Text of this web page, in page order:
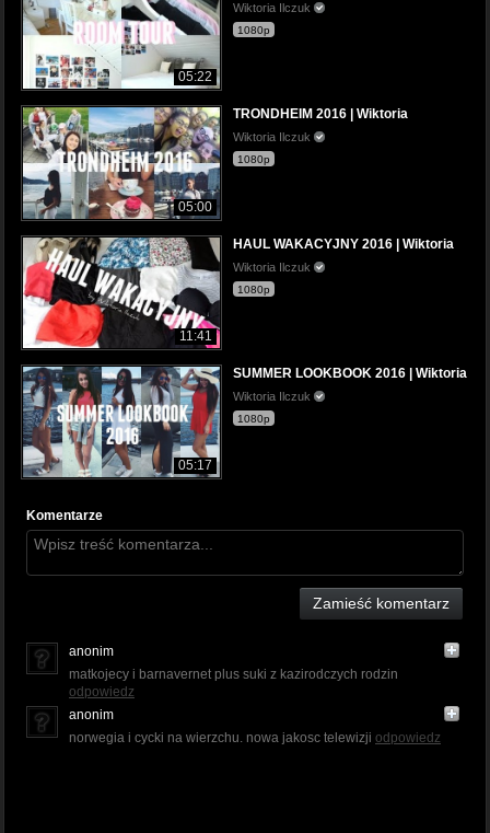
05:22
Wiktoria Ilczuk
1080p
05:00
TRONDHEIM 2016 | Wiktoria
Wiktoria Ilczuk
1080p
11:41
HAUL WAKACYJNY 2016 | Wiktoria
Wiktoria Ilczuk
1080p
05:17
SUMMER LOOKBOOK 2016 | Wiktoria
Wiktoria Ilczuk
1080p
Komentarze
Zamieść komentarz
anonim
matkojecy i barnavernet plus suki z kazirodczych rodzin
odpowiedz
anonim
norwegia i cycki na wierzchu. nowa jakosc telewizji odpowiedz